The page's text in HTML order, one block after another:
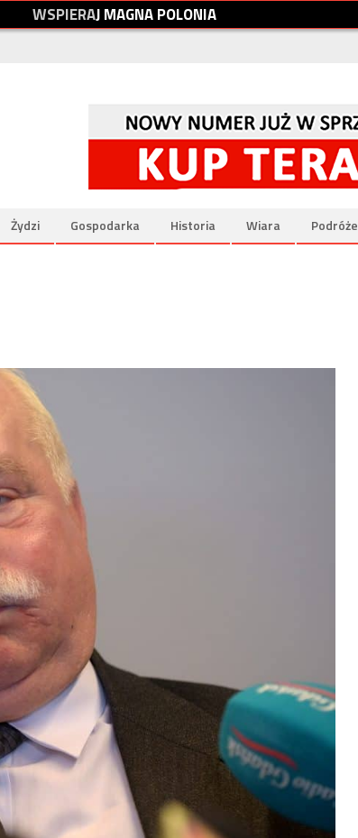
WSPIERAJMAGNAPOLONIA
Żydzi Gospodarka Historia Wiara Podróże